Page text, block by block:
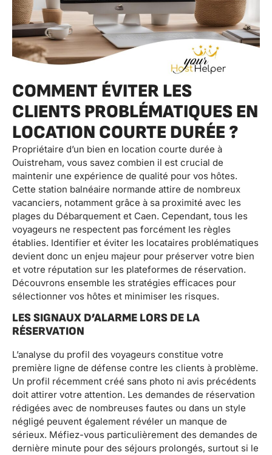
COMMENT ÉVITER LES
CLIENTS PROBLÉMATIQUES EN
LOCATION COURTE DURÉE ?
Propriétaire d’un bien en location courte durée à
Ouistreham, vous savez combien il est crucial de
maintenir une expérience de qualité pour vos hôtes.
Cette station balnéaire normande attire de nombreux
vacanciers, notamment grâce à sa proximité avec les
plages du Débarquement et Caen. Cependant, tous les
voyageurs ne respectent pas forcément les règles
établies. Identifier et éviter les locataires problématiques
devient donc un enjeu majeur pour préserver votre bien
et votre réputation sur les plateformes de réservation.
Découvrons ensemble les stratégies efficaces pour
sélectionner vos hôtes et minimiser les risques.
LES SIGNAUX D’ALARME LORS DE LA
RÉSERVATION
L’analyse du profil des voyageurs constitue votre
première ligne de défense contre les clients à problème.
Un profil récemment créé sans photo ni avis précédents
doit attirer votre attention. Les demandes de réservation
rédigées avec de nombreuses fautes ou dans un style
négligé peuvent également révéler un manque de
sérieux. Méfiez-vous particulièrement des demandes de
dernière minute pour des séjours prolongés, surtout si le